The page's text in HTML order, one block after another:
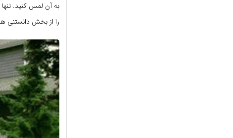
به آن لمس کنید.
را از بخش دانستنی